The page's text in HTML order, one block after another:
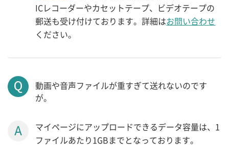
ICレコーダーやカセットテープ、ビデオテープの
郵送も受け付けております。詳細はお問い合わせ
ください。
動画や音声ファイルが重すぎて送れないのです
が。
マイページにアップロードできるデータ容量は、1
ファイルあたり1GBまでとなっております。